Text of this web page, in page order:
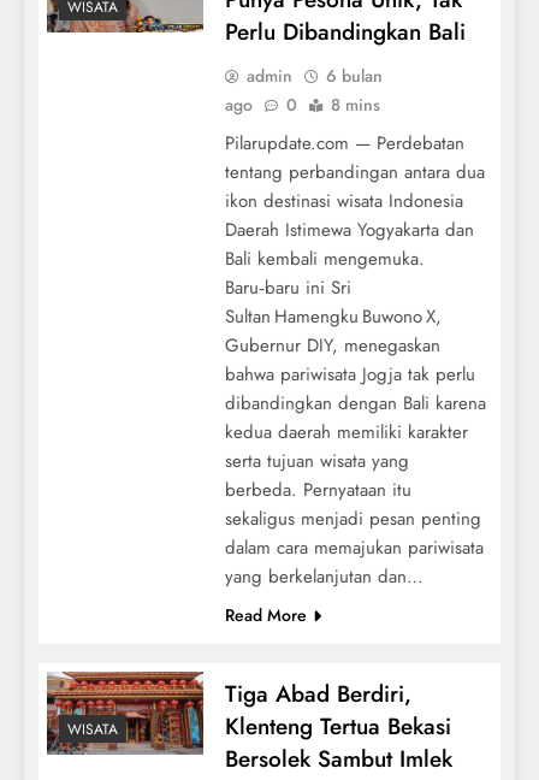
WISATA
Perlu Dibandingkan Bali
admin
6 bulan
ago
0 8 mins
Pilarupdate.com — Perdebatan
tentang perbandingan antara dua
ikon destinasi wisata Indonesia
Daerah Istimewa Yogyakarta dan
Bali kembali mengemuka.
Baru‑baru ini Sri
Sultan Hamengku Buwono X,
Gubernur DIY, menegaskan
bahwa pariwisata Jogja tak perlu
dibandingkan dengan Bali karena
kedua daerah memiliki karakter
serta tujuan wisata yang
berbeda. Pernyataan itu
sekaligus menjadi pesan penting
dalam cara memajukan pariwisata
yang berkelanjutan dan…
Read More
WISATA
Tiga Abad Berdiri,
Klenteng Tertua Bekasi
Bersolek Sambut Imlek